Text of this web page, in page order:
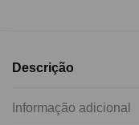
Descrição
Informação adicional